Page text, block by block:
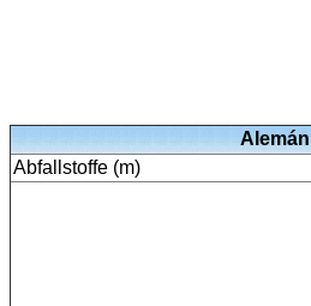
Alemán
Abfallstoffe (m)